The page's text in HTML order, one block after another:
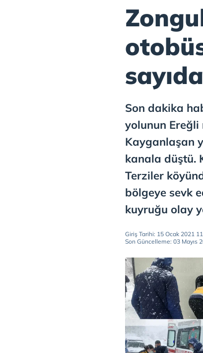
Son dakika
yolunun Ereğli
Kayganlaşan
kanala düştü.
Terziler
bölgeye sevk
kuyruğu olay
Giriş Tarihi: 15 Ocak 2021
Son Güncelleme: 03 Mayıs